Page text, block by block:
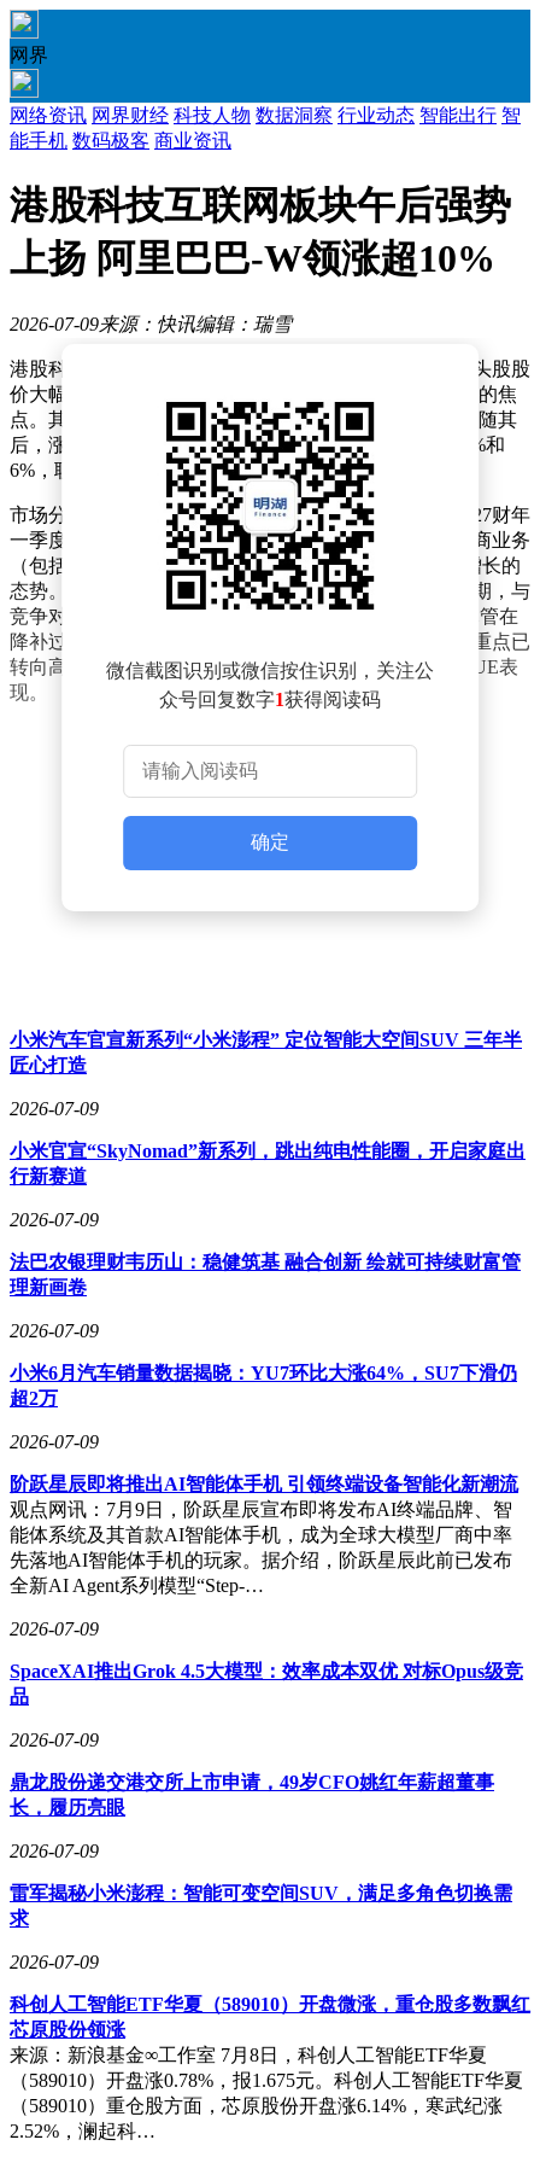
网界
网络资讯 网界财经 科技人物 数据洞察 行业动态 智能出行 智
能手机 数码极客 商业资讯
港股科技互联网板块午后强势
上扬 阿里巴巴-W领涨超10%
2026-07-09来源：快讯编辑：瑞雪
港股科技互联网板块在午后交易时段表现强劲，多只龙头股股
价大幅上扬。恒生科技指数涨幅超过4%，成为市场关注的焦
点。其中，阿里巴巴-W股价飙升逾10%，小米集团-W紧随其
后，涨幅超过8%，快手-W和百度集团-SW分别上涨逾7%和
6%，联想集团也录得超过6%的涨幅。
市场分析认为，阿里巴巴的强劲表现与其即将发布的2027财年
一季度财报预期有关。据前瞻数据显示，该集团整体电商业务
（包括中国电商和AIDC）利润表现稳健，呈现出恢复增长的
态势。其中，淘宝闪购业务的亏损收窄速度超出市场预期，与
竞争对手在单位经济效益（UE）上的差距显著缩小。尽管在
降补过程中，淘宝闪购的市场份额保持稳定，但其业务重点已
转向高客单价的餐饮和非餐订单，这有望进一步改善其UE表
现。
微信截图识别或微信按住识别，关注公
众号回复数字1获得阅读码
确定
小米汽车官宣新系列“小米澎程” 定位智能大空间SUV 三年半
匠心打造
2026-07-09
小米官宣“SkyNomad”新系列，跳出纯电性能圈，开启家庭出
行新赛道
2026-07-09
法巴农银理财韦历山：稳健筑基 融合创新 绘就可持续财富管
理新画卷
2026-07-09
小米6月汽车销量数据揭晓：YU7环比大涨64%，SU7下滑仍
超2万
2026-07-09
阶跃星辰即将推出AI智能体手机 引领终端设备智能化新潮流
观点网讯：7月9日，阶跃星辰宣布即将发布AI终端品牌、智
能体系统及其首款AI智能体手机，成为全球大模型厂商中率
先落地AI智能体手机的玩家。据介绍，阶跃星辰此前已发布
全新AI Agent系列模型“Step-…
2026-07-09
SpaceXAI推出Grok 4.5大模型：效率成本双优 对标Opus级竞
品
2026-07-09
鼎龙股份递交港交所上市申请，49岁CFO姚红年薪超董事
长，履历亮眼
2026-07-09
雷军揭秘小米澎程：智能可变空间SUV，满足多角色切换需
求
2026-07-09
科创人工智能ETF华夏（589010）开盘微涨，重仓股多数飘红
芯原股份领涨
来源：新浪基金∞工作室 7月8日，科创人工智能ETF华夏
（589010）开盘涨0.78%，报1.675元。科创人工智能ETF华夏
（589010）重仓股方面，芯原股份开盘涨6.14%，寒武纪涨
2.52%，澜起科…